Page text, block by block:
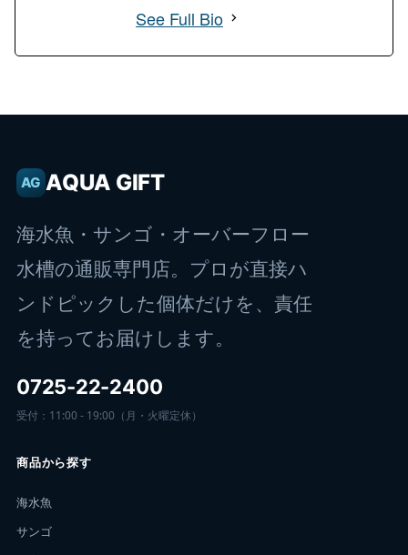
See Full Bio
AG AQUA GIFT
海水魚・サンゴ・オーバーフロー
水槽の通販専門店。プロが直接ハ
ンドピックした個体だけを、責任
を持ってお届けします。
0725-22-2400
受付：11:00 - 19:00（月・火曜定休）
商品から探す
海水魚
サンゴ